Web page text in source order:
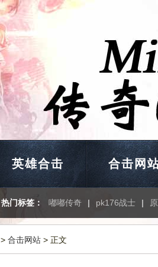
英雄合击 合击网
热门标签： 嘟嘟传奇 | pk176战士 |
> 合击网站 > 正文